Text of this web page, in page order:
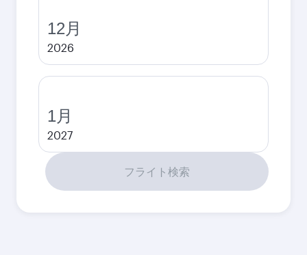
12月
2026
1月
2027
フライト検索